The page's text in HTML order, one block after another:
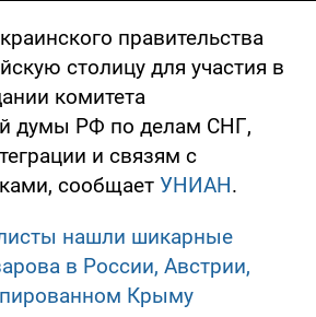
правительства
столицу для участия в
комитета
думы РФ по делам СНГ,
и связям с
сообщает УНИАН.
нашли шикарные
в России, Австрии,
Крыму